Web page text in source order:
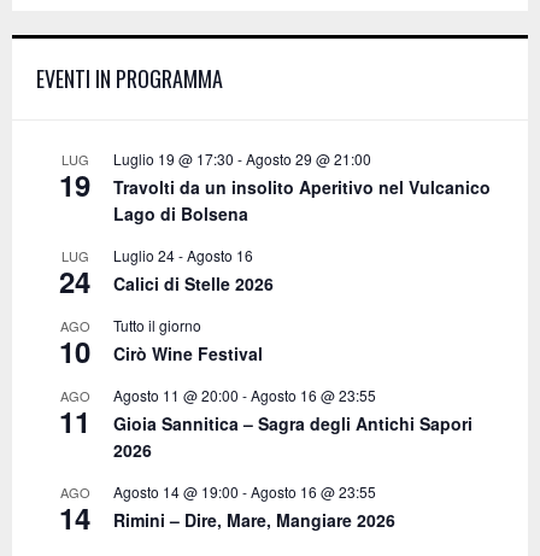
o
EVENTI IN PROGRAMMA
LUG
19
Luglio 19 @ 17:30 -Agosto 29 @ 21:00
Travolti da un insolito Aperitivo nel Vulcanico
Lago di Bolsena
LUG
24
Luglio 24-Agosto 16
Calici di Stelle 2026
AGO
10
Tutto il giorno
Cirò Wine Festival
AGO
11
Agosto 11 @ 20:00 -Agosto 16 @ 23:55
Gioia Sannitica – Sagra degli Antichi Sapori
2026
AGO
14
Agosto 14 @ 19:00 -Agosto 16 @ 23:55
Rimini – Dire, Mare, Mangiare 2026